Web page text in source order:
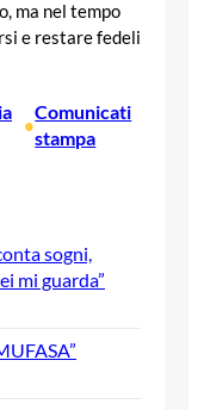
ma nel tempo
e restare fedeli
•
Comunicati
stampa
sogni,
mi guarda”